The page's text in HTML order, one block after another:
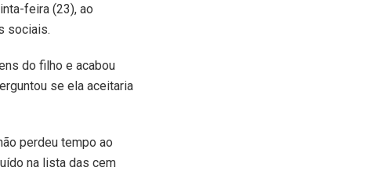
feira (23), ao
sociais.
do filho e acabou
se ela aceitaria
perdeu tempo ao
na lista das cem